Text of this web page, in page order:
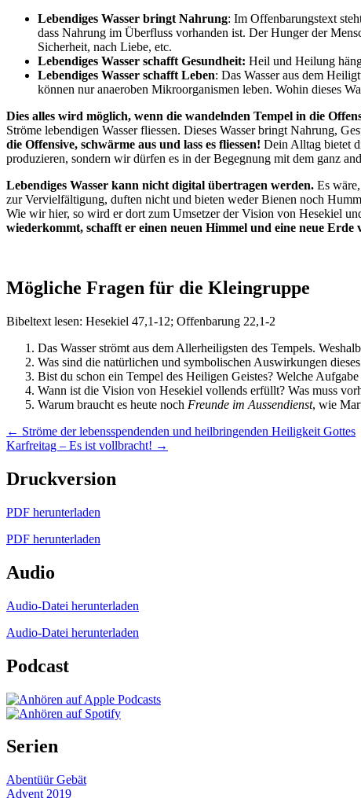
Lebendiges Wasser bringt Nahrung: Im Offenbarungstext
dass Nahrung im Überfluss vorhanden ist. Der Hunger der
Sicherheit, nach Liebe, etc.
Lebendiges Wasser schafft Gesundheit: Heil und Heilung
Lebendiges Wasser schafft Leben: Das Wasser aus dem
können nur anaeroben Mikroorganismen leben. Wohin dieses
Dies alles wird möglich, wenn die wandelnden Tempel in die
Ströme lebendigen Wasser fliessen. Dieses Wasser bringt Nahrung,
die Offensive, schwärme aus und lass es fliessen! Dein Alltag bietet
produzieren, sondern wir dürfen es in der Begegnung mit dem ganz
Lebendiges Wasser kann nicht digital übertragen werden. Es
zur Vervielfältigung, duften nicht und bieten weder Bienen noch
Wie wir hier, so wird er dort zum Umsetzer der Vision von Hesekiel
wiederkommt, schafft er einen neuen Himmel und eine neue
Mögliche Fragen für die Kleingruppe
Bibeltext lesen: Hesekiel 47,1-12; Offenbarung 22,1-2
Das Wasser strömt aus dem Allerheiligsten des Tempels.
Was sind die natürlichen und symbolischen Auswirkungen dieses
Bist du schon ein Tempel des Heiligen Geistes? Welche
Wann ist die Vision von Hesekiel vollends erfüllt? Was muss
Warum braucht es heute noch Freunde im Aussendienst, wie
Posts
navigation
← Ströme der lebensspendenden und heilbringenden Heiligkeit Gottes
Karfreitag – Es ist vollbracht! →
Druckversion
PDF herunterladen
PDF herunterladen
Audio
Audio-Datei herunterladen
Audio-Datei herunterladen
Podcast
Serien
Abentüür Gebät
Advent 2019